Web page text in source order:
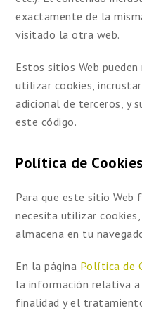
exactamente de la
visitado la otra web.
Estos sitios Web
utilizar cookies,
adicional de terceros, y
este código.
Política de Cookies
Para que este sitio Web
necesita utilizar
almacena en tu
En la página Política de
la información relativa
finalidad y el